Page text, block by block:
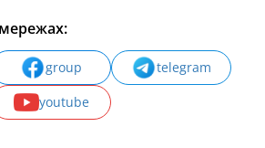
group
telegram
youtube